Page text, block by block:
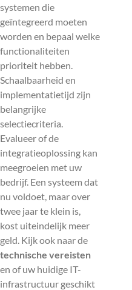
systemen die
geïntegreerd moeten
worden en bepaal welke
functionaliteiten
prioriteit hebben.
Schaalbaarheid en
implementatietijd zijn
belangrijke
selectiecriteria.
Evalueer of de
integratieoplossing kan
meegroeien met uw
bedrijf. Een systeem dat
nu voldoet, maar over
twee jaar te klein is,
kost uiteindelijk meer
geld. Kijk ook naar de
technische vereisten
en of uw huidige IT-
infrastructuur geschikt